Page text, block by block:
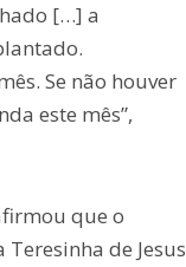
[…] a
Se não houver
este mês”,
que o
de Jesus